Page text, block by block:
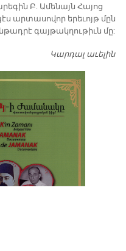
Բ. Ամենայն Հայոց
արտասովոր երեւոյթ մըն
գայթակղութիւն մը:
Կարդալ աւելին